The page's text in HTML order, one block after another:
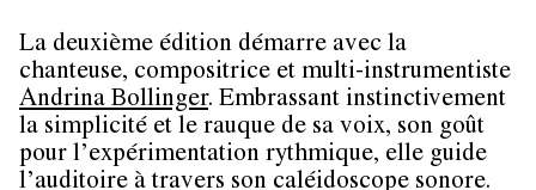
La deuxième édition démarre avec la
chanteuse, compositrice et multi-instrumentiste
Andrina Bollinger. Embrassant instinctivement
la simplicité et le rauque de sa voix, son goût
pour l’expérimentation rythmique, elle guide
l’auditoire à travers son caléidoscope sonore.